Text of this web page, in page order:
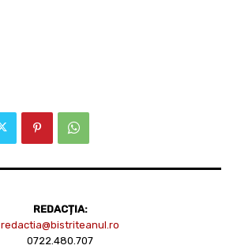
REDACȚIA:
redactia@bistriteanul.ro
0722.480.707